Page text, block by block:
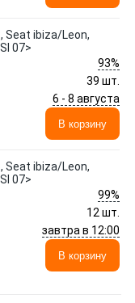
Seat ibiza/Leon,
07>
93%
39 шт.
6 - 8 августа
В корзину
Seat ibiza/Leon,
07>
99%
12 шт.
завтра в 12:00
В корзину